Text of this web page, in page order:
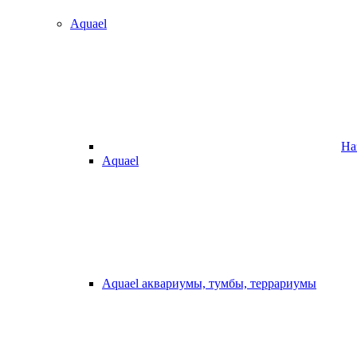
Aquael
Aquael
Aquael аквариумы, тумбы, террариумы